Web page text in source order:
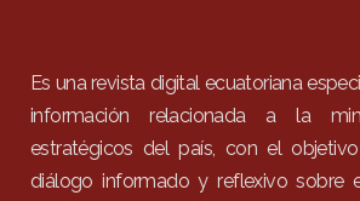
Es una revista digital ecuatoriana
información relacionada a la
estratégicos del país, con el
diálogo informado y reflexivo sobre